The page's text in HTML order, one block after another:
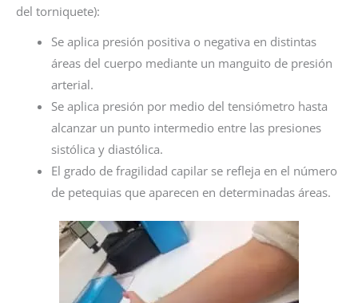
del torniquete):
Se aplica presión positiva o negativa en distintas
áreas del cuerpo mediante un manguito de presión
arterial.
Se aplica presión por medio del tensiómetro hasta
alcanzar un punto intermedio entre las presiones
sistólica y diastólica.
El grado de fragilidad capilar se refleja en el número
de petequias que aparecen en determinadas áreas.